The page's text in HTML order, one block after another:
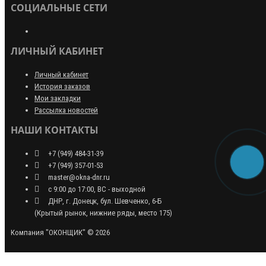
СОЦИАЛЬНЫЕ СЕТИ
ЛИЧНЫЙ КАБИНЕТ
Личный кабинет
История заказов
Мои закладки
Рассылка новостей
НАШИ КОНТАКТЫ
+7 (949) 484-31-39
+7 (949) 357-01-53
master@okna-dnr.ru
с 9:00 до 17:00, ВС - выходной
ДНР, г. Донецк, бул. Шевченко, 6-Б
(Крытый рынок, нижние ряды, место 175)
Компания "ОКОНЩИК" © 2026